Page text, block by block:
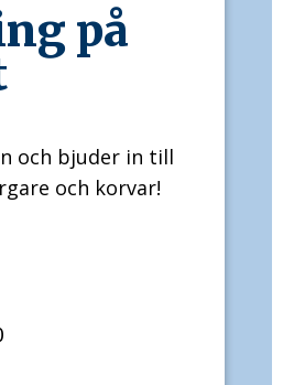
på
och bjuder in till
och korvar!